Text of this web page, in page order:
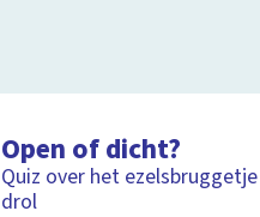
Open of dicht?
Quiz over het ezelsbruggetje
drol